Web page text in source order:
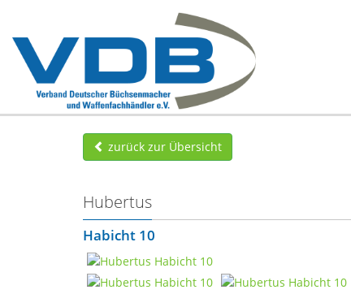
zurück zur Übersicht
Hubertus
Habicht 10